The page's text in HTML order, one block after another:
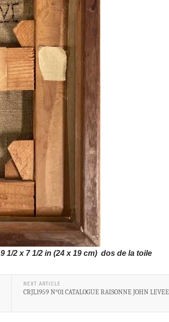
9 1/2 x 7 1/2 in (24 x 19 cm) dos de la toile
NEXT ARTICLE
CRJL1959 N°01 CATALOGUE RAISONNE JOHN LEVEE